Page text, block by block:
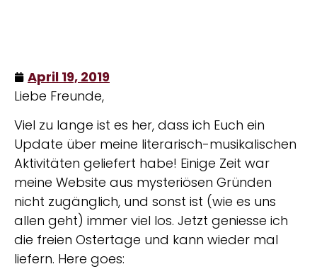
April 19, 2019
Liebe Freunde,
Viel zu lange ist es her, dass ich Euch ein
Update über meine literarisch-musikalischen
Aktivitäten geliefert habe! Einige Zeit war
meine Website aus mysteriösen Gründen
nicht zugänglich, und sonst ist (wie es uns
allen geht) immer viel los. Jetzt geniesse ich
die freien Ostertage und kann wieder mal
liefern. Here goes: